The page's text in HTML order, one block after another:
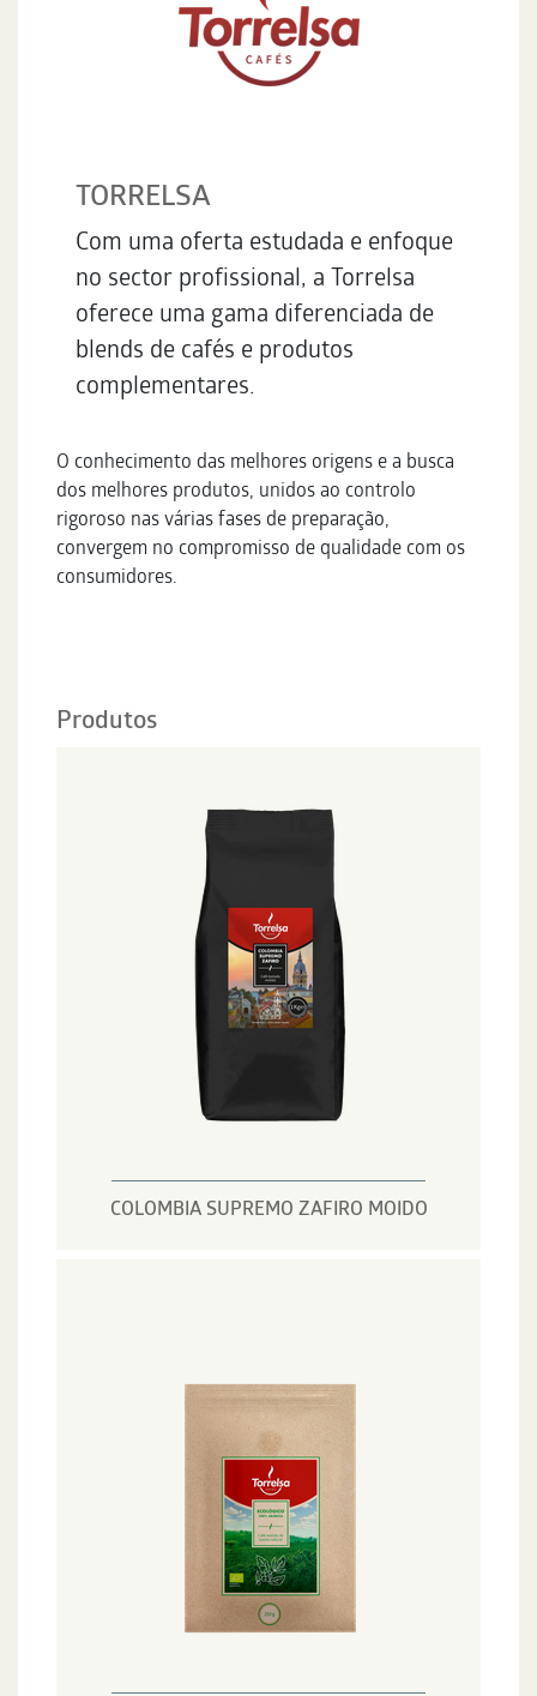
TORRELSA
Com uma oferta estudada e enfoque
no sector profissional, a Torrelsa
oferece uma gama diferenciada de
blends de cafés e produtos
complementares.
O conhecimento das melhores origens e a busca
dos melhores produtos, unidos ao controlo
rigoroso nas várias fases de preparação,
convergem no compromisso de qualidade com os
consumidores.
Produtos
COLOMBIA SUPREMO ZAFIRO MOIDO